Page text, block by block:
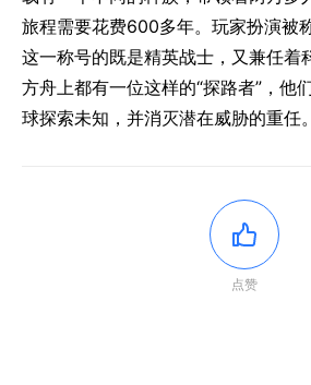
旅程需要花费600多年。玩家扮演被
这一称号的既是精英战士，又兼任着
方舟上都有一位这样的“探路者”，他
球探索未知，并消灭潜在威胁的重任。
点赞